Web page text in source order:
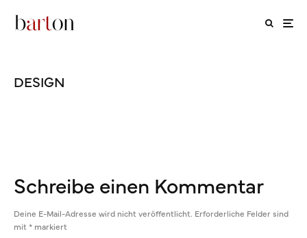
DESIGN
Schreibe einen Kommentar
Deine E-Mail-Adresse wird nicht veröffentlicht. Erforderliche Felder sind
mit * markiert